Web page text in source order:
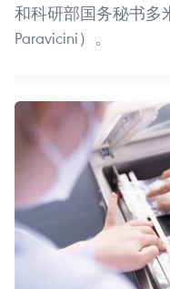
和科研部国务秘书多
Paravicini）。